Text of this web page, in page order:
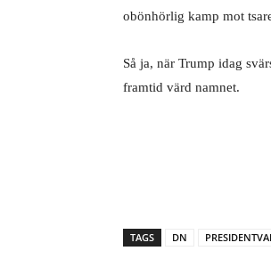
obönhörlig kamp mot
Så ja, när Trump idag
framtid värd namnet.
TAGS DN